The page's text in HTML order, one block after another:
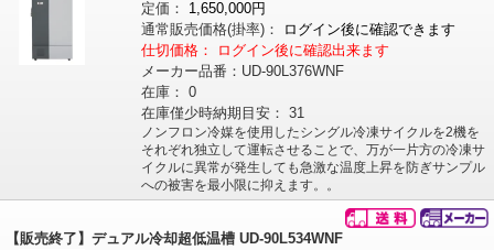
定価：
1,650,000円
通常販売価格(掛率)：
ログイン後に確認できます
仕切価格：
ログイン後に確認出来ます
メーカー品番： UD-90L376WNF
在庫： 0
在庫僅少時納期目安： 31
ノンフロン冷媒を使用したシングル冷凍サイクルを2機を
それぞれ独立して運転させることで、万が一片方の冷凍サ
イクルに異常が発生しても急激な温度上昇を防ぎサンプル
への被害を最小限に抑えます。。
【販売終了】デュアル冷却超低温槽 UD-90L534WNF